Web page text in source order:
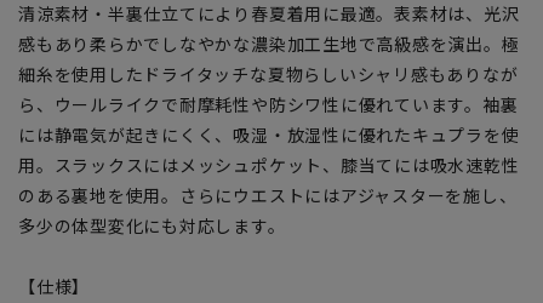
清涼素材・半裏仕立てにより春夏着用に最適。表素材は、光沢
感もあり柔らかでしなやかな濃染加工生地で高級感を演出。極
細糸を使用したドライタッチな夏物らしいシャリ感もありなが
ら、ウールライクで耐摩耗性や防シワ性に優れています。袖裏
には静電気が起きにくく、吸湿・放湿性に優れたキュプラを使
用。スラックスにはメッシュポケット、膝当てには吸水速乾性
のある裏地を使用。さらにウエストにはアジャスターを施し、
多少の体型変化にも対応します。
【仕様】